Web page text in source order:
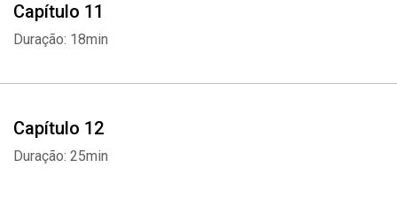
Capítulo 11
Duração: 18min
Capítulo 12
Duração: 25min